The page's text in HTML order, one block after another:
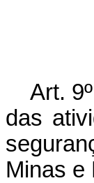
Art.
das
Minas e